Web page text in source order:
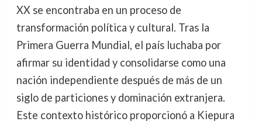
XX se encontraba en un proceso de
transformación política y cultural. Tras la
Primera Guerra Mundial, el país luchaba por
afirmar su identidad y consolidarse como una
nación independiente después de más de un
siglo de particiones y dominación extranjera.
Este contexto histórico proporcionó a Kiepura